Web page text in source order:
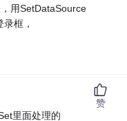
用SetDataSource
框，
里面处理的
赞